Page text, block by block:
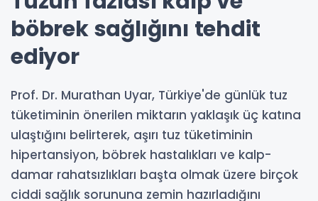
böbrek sağlığını tehdit
ediyor
Prof. Dr. Murathan Uyar, Türkiye'de günlük tuz
tüketiminin önerilen miktarın yaklaşık üç katına
ulaştığını belirterek, aşırı tuz tüketiminin
hipertansiyon, böbrek hastalıkları ve kalp-
damar rahatsızlıkları başta olmak üzere birçok
ciddi sağlık sorununa zemin hazırladığını